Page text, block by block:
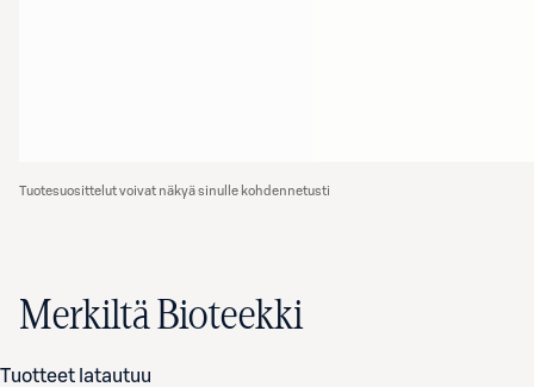
Tuotesuosittelut voivat näkyä sinulle kohdennetusti
Merkiltä Bioteekki
Tuotteet latautuu